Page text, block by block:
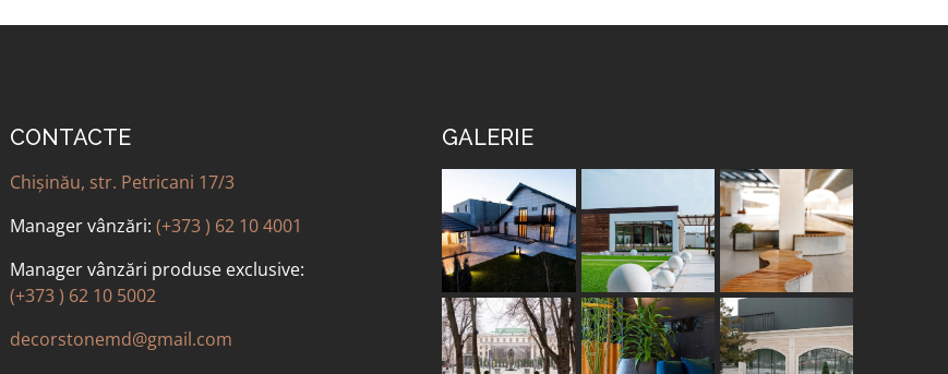
CONTACTE
Chișinău, str. Petricani 17/3
Manager vânzări: (+373 ) 62 10 4001
Manager vânzări produse exclusive:
(+373 ) 62 10 5002
decorstonemd@gmail.com
GALERIE